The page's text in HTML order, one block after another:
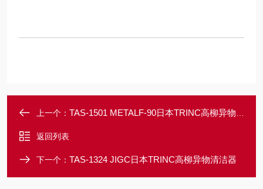
上一个： TAS-1501 METALF-90日本TRINC高柳异物清洁器金属薄膜袋
返回列表
下一个： TAS-1324 JIGC日本TRINC高柳异物清洁器